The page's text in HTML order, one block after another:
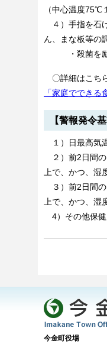
（中心温度75℃
４）手指を石
ん、まな板等の
・殺菌を励
〇詳細はこち
「家庭でできる
【警報発令基
１）日最高気
２）前2日間の
上で、かつ、湿
３）前2日間の
上で、かつ、湿
4）その他保健
今金町役場